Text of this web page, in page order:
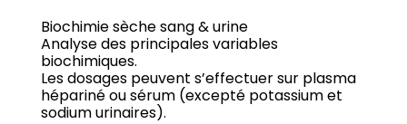
Biochimie sèche sang & urine
Analyse des principales variables
biochimiques.
Les dosages peuvent s’effectuer sur plasma
hépariné ou sérum (excepté potassium et
sodium urinaires).